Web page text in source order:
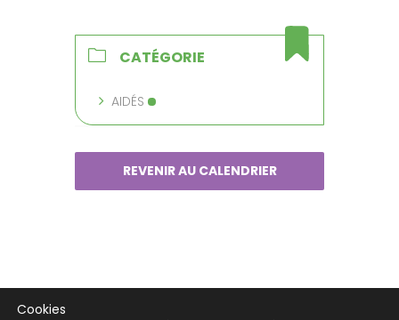
CATÉGORIE
AIDÉS
REVENIR AU CALENDRIER
Cookies